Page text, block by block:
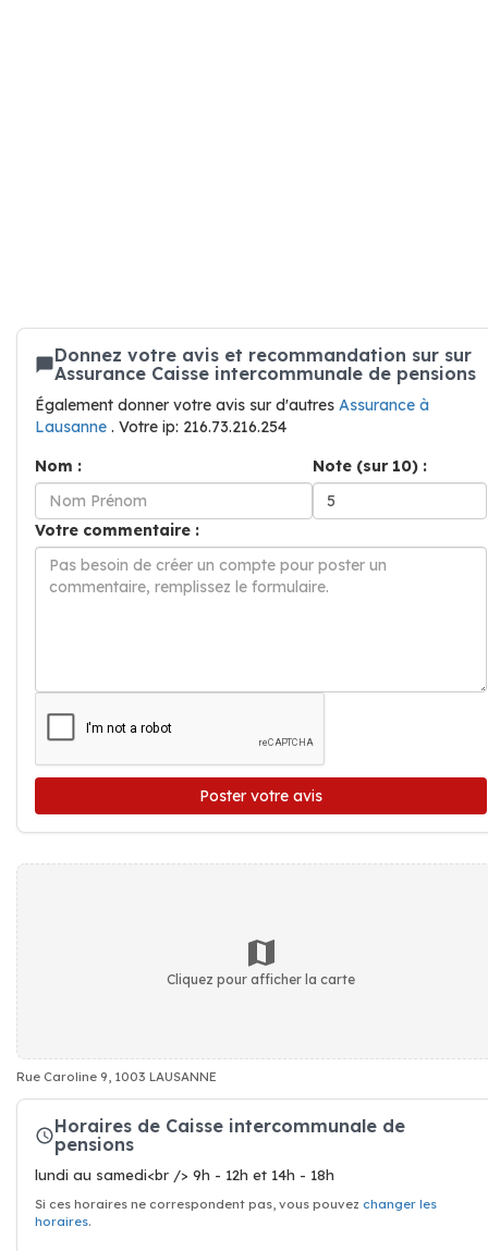
Donnez votre avis et recommandation sur sur
Assurance Caisse intercommunale de pensions
Également donner votre avis sur d'autres Assurance à
Lausanne . Votre ip: 216.73.216.254
Nom :
Note (sur 10) :
Votre commentaire :
Poster votre avis
Cliquez pour afficher la carte
Rue Caroline 9, 1003 LAUSANNE
Horaires de Caisse intercommunale de
pensions
lundi au samedi<br /> 9h - 12h et 14h - 18h
Si ces horaires ne correspondent pas, vous pouvez changer les
horaires.